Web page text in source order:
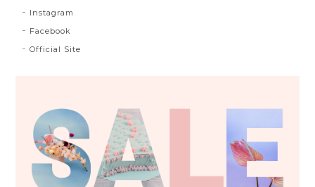
Instagram
Facebook
Official Site